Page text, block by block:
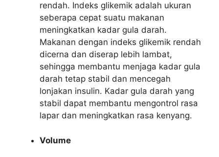
rendah. Indeks glikemik adalah ukuran
seberapa cepat suatu makanan
meningkatkan kadar gula darah.
Makanan dengan indeks glikemik rendah
dicerna dan diserap lebih lambat,
sehingga membantu menjaga kadar gula
darah tetap stabil dan mencegah
lonjakan insulin. Kadar gula darah yang
stabil dapat membantu mengontrol rasa
lapar dan meningkatkan rasa kenyang.
Volume